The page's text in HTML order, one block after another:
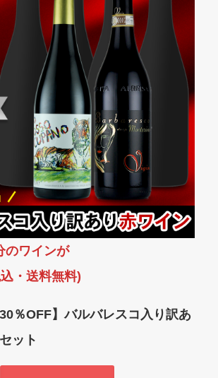
のワインが
・送料無料)
％OFF】バルバレスコ入り訳あ
ット